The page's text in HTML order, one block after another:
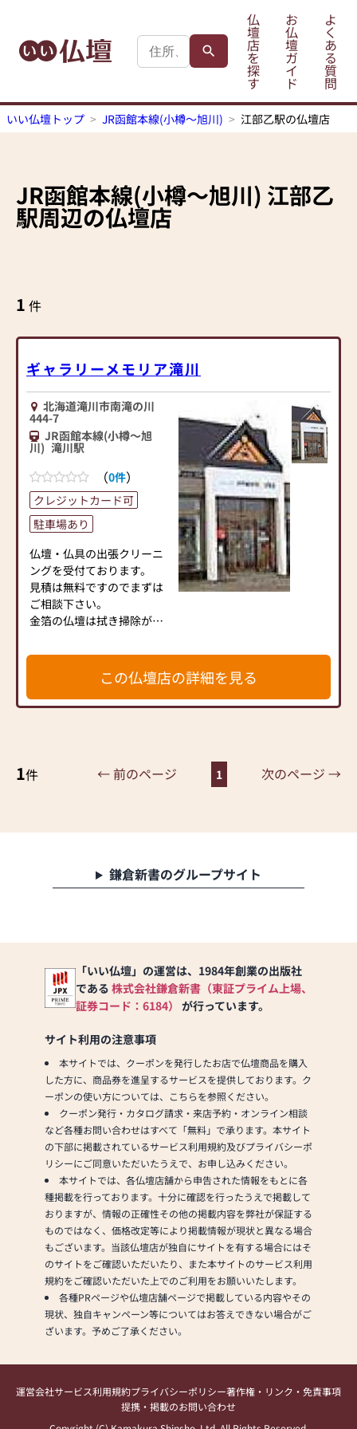
仏
壇
店
を
探
す
お
仏
壇
ガ
イ
ド
よ
く
あ
る
質
問
いい仏壇トップ JR函館本線(小樽～旭川) 江部乙駅の仏壇店
JR函館本線(小樽～旭川) 江部乙
駅周辺の仏壇店
1 件
ギャラリーメモリア滝川
北海道滝川市南滝の川
444-7
JR函館本線(小樽～旭
川) 滝川駅
（0件）
クレジットカード可
駐車場あり
仏壇・仏具の出張クリーニ
ングを受付ております。
見積は無料ですのでまずは
ご相談下さい。
金箔の仏壇は拭き掃除が出
必要となります。
クリーニング作業期間は
１日～３日程度となりま
す。
この仏壇店の詳細を見る
1件 ← 前のページ 1 次のページ →
鎌倉新書のグループサイト
「いい仏壇」の運営は、1984年創業の出版社
である 株式会社鎌倉新書（東証プライム上場、
証券コード：6184） が行っています。
サイト利用の注意事項
本サイトでは、クーポンを発行したお店で仏壇商品を購入
した方に、商品券を進呈するサービスを提供しております。ク
ーポンの使い方については、こちらを参照ください。
クーポン発行・カタログ請求・来店予約・オンライン相談
など各種お問い合わせはすべて「無料」で承ります。本サイト
の下部に掲載されているサービス利用規約及びプライバシーポ
リシーにご同意いただいたうえで、お申し込みください。
本サイトでは、各仏壇店舗から申告された情報をもとに各
種掲載を行っております。十分に確認を行ったうえで掲載して
おりますが、情報の正確性その他の掲載内容を弊社が保証する
ものではなく、価格改定等により掲載情報が現状と異なる場合
もございます。当該仏壇店が独自にサイトを有する場合にはそ
のサイトをご確認いただいたり、また本サイトのサービス利用
規約をご確認いただいた上でのご利用をお願いいたします。
各種PRページや仏壇店舗ページで掲載している内容やその
現状、独自キャンペーン等についてはお答えできない場合がご
ざいます。予めご了承ください。
運営会社サービス利用規約プライバシーポリシー著作権・リンク・免責事項
提携・掲載のお問い合わせ